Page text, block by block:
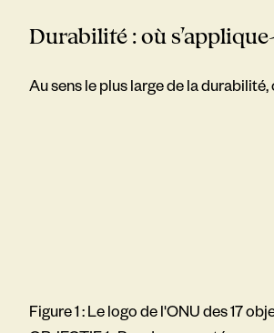
Durabilité :où
Au sens le plus large de la
Figure 1 : Le logo de l'ONU des 17